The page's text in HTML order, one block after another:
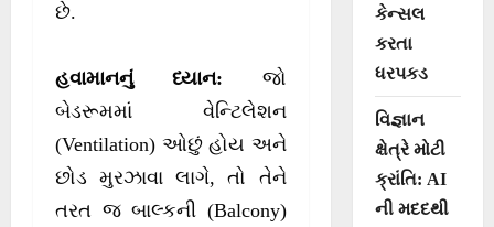
છે.
હવામાનનું ધ્યાન: જો
બેડરૂમમાં વેન્ટિલેશન
(Ventilation) ઓછું હોય અને
છોડ મુરઝાવા લાગે, તો તેને
તરત જ બાલ્કની (Balcony)
કેન્સલ
કરતા
ધરપકડ
વિજ્ઞાન
ક્ષેત્રે મોટી
ક્રાંતિ: AI
ની મદદથી